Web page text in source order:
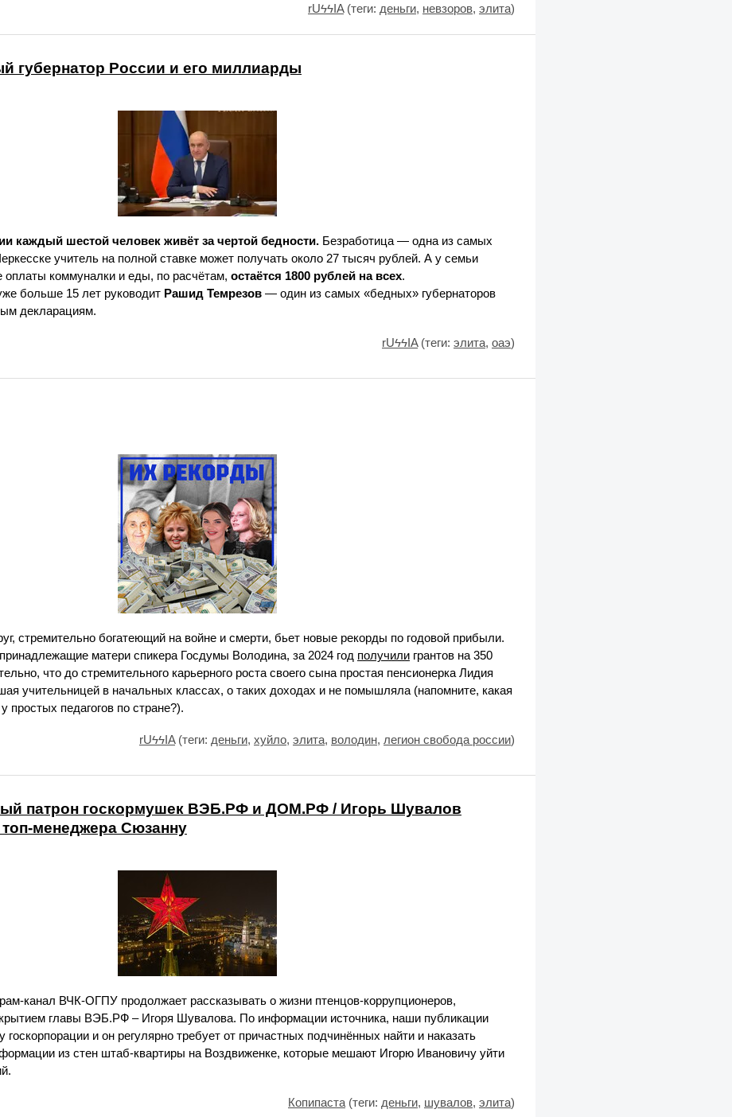
rUϟϟIA(теги: деньги, невзоров, элита)
губернатор России и его миллиарды
каждый шестой человек живёт за чертой бедности. Безработица — одна из самых
учитель на полной ставке может получать около 27 тысяч рублей. А у семьи
оплаты коммуналки и еды, по расчётам, остаётся 1800 рублей на всех.
больше 15 лет руководит Рашид Темрезов — один из самых «бедных» губернаторов
декларациям.
rUϟϟIA(теги: элита, оаэ)
стремительно богатеющий на войне и смерти, бьет новые рекорды по годовой прибыли.
матери спикера Госдумы Володина, за 2024 год получили грантов на 350
что до стремительного карьерного роста своего сына простая пенсионерка Лидия
учительницей в начальных классах, о таких доходах и не помышляла (напомните, какая
простых педагогов по стране?).
rUϟϟIA(теги: деньги, хуйло, элита, володин, легион свобода россии)
патрон госкормушек ВЭБ.РФ и ДОМ.РФ / Игорь Шувалов
топ-менеджера Сюзанну
канал ВЧК-ОГПУ продолжает рассказывать о жизни птенцов-коррупционеров,
главы ВЭБ.РФ – Игоря Шувалова. По информации источника, наши публикации
госкорпорации и он регулярно требует от причастных подчинённых найти и наказать
из стен штаб-квартиры на Воздвиженке, которые мешают Игорю Ивановичу уйти
Копипаста(теги: деньги, шувалов, элита)